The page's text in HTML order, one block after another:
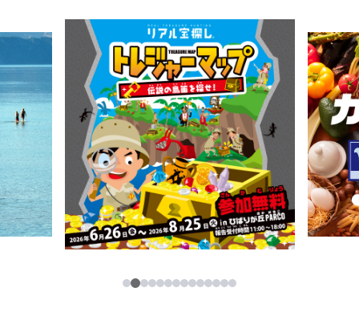
レストラン・カフェ
TAX FREE
PARCOメンバーズ
JP
ภาษาไทย
日本語
123456789101112
13